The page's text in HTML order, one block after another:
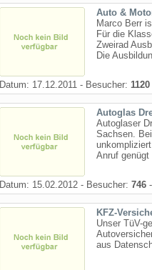
Auto &
Marco Berr
Für die
Zweirad
Die
Datum: 17.12.2011 - Besucher: 1120
Autoglas
Autoglaser
Sachsen.
Anruf
Datum: 15.02.2012 - Besucher: 746
KFZ-
Unser TüV-
aus